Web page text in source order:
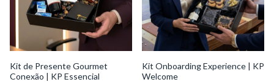
Kit de Presente Gourmet
Conexão | KP Essencial
Kit Onboarding Experience | KP
Welcome